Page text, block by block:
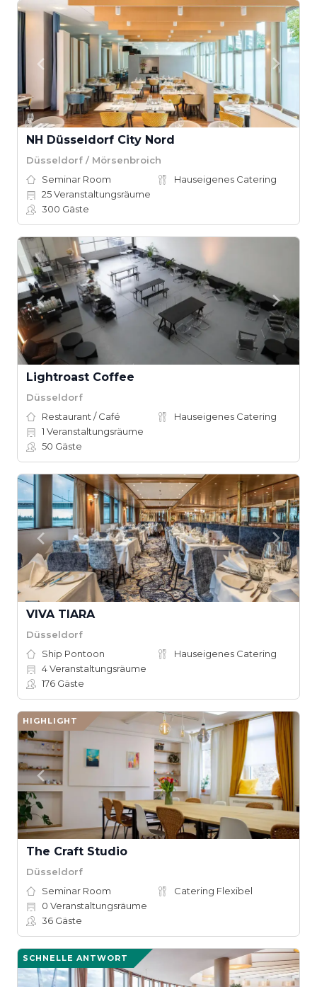
NH Düsseldorf City Nord
Düsseldorf / Mörsenbroich
Seminar Room
Hauseigenes Catering
25Veranstaltungsräume
300 Gäste
Lightroast Coffee
Düsseldorf
Restaurant / Café
Hauseigenes Catering
1 Veranstaltungsräume
50 Gäste
VIVA TIARA
Düsseldorf
Ship Pontoon
Hauseigenes Catering
4Veranstaltungsräume
176 Gäste
HIGHLIGHT
The Craft Studio
Düsseldorf
Seminar Room
Catering Flexibel
0 Veranstaltungsräume
36 Gäste
SCHNELLE ANTWORT